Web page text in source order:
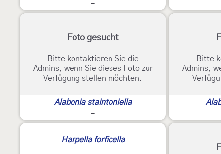
-
Foto gesucht
Bitte kontaktieren Sie die
Admins, wenn Sie dieses Foto zur
Verfügung stellen möchten.
Alabonia staintoniella
-
Bitte
Admins,
Harpella forficella
-